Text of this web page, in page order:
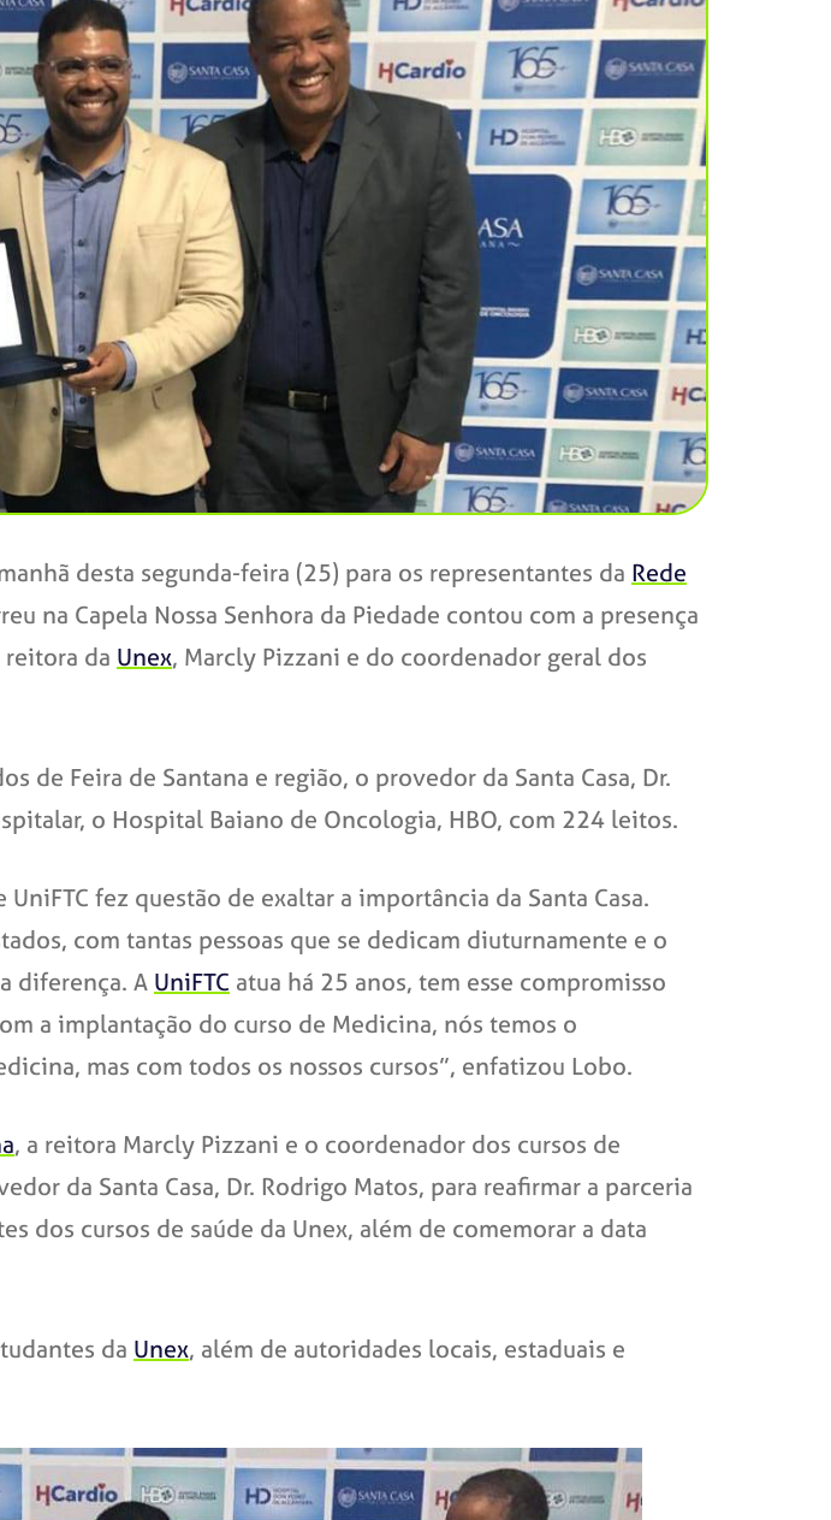
desta segunda-feira (25) para os representantes da Rede
na Capela Nossa Senhora da Piedade contou com a presença
da Unex, Marcly Pizzani e do coordenador geral dos
de Feira de Santana e região, o provedor da Santa Casa, Dr.
o Hospital Baiano de Oncologia, HBO, com 224 leitos.
fez questão de exaltar a importância da Santa Casa.
com tantas pessoas que se dedicam diuturnamente e o
diferença. A UniFTC atua há 25 anos, tem esse compromisso
a implantação do curso de Medicina, nós temos o
mas com todos os nossos cursos”, enfatizou Lobo.
, a reitora Marcly Pizzani e o coordenador dos cursos de
da Santa Casa, Dr. Rodrigo Matos, para reafirmar a parceria
dos cursos de saúde da Unex, além de comemorar a data
da Unex, além de autoridades locais, estaduais e